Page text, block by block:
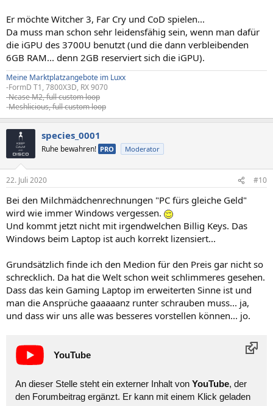
Er möchte Witcher 3, Far Cry und CoD spielen...
Da muss man schon sehr leidensfähig sein, wenn man dafür
die iGPU des 3700U benutzt (und die dann verbleibenden
6GB RAM... denn 2GB reserviert sich die iGPU).
Meine Marktplatzangebote im Luxx
-FormD T1, 7800X3D, RX 9070
-Ncase M2, full custom loop
-Meshlicious, full custom loop
species_0001
Ruhe bewahren! PRO Moderator
22. Juli 2020 #10
Bei den Milchmädchenrechnungen "PC fürs gleiche Geld"
wird wie immer Windows vergessen.
Und kommt jetzt nicht mit irgendwelchen Billig Keys. Das
Windows beim Laptop ist auch korrekt lizensiert...
Grundsätzlich finde ich den Medion für den Preis gar nicht so
schrecklich. Da hat die Welt schon weit schlimmeres gesehen.
Dass das kein Gaming Laptop im erweiterten Sinne ist und
man die Ansprüche gaaaaanz runter schrauben muss... ja,
und dass wir uns alle was besseres vorstellen können... jo.
YouTube
An dieser Stelle steht ein externer Inhalt von YouTube, der
den Forumbeitrag ergänzt. Er kann mit einem Klick geladen